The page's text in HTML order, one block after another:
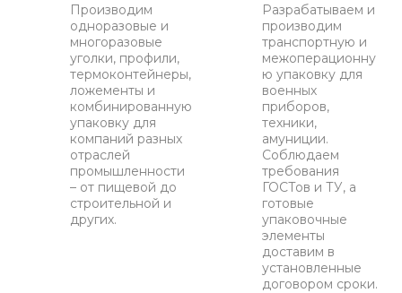
Производим
одноразовые и
многоразовые
уголки, профили,
термоконтейнеры,
ложементы и
комбинированную
упаковку для
компаний разных
отраслей
промышленности
– от пищевой до
строительной и
других.
Разрабатываем и
производим
транспортную и
межоперационну
ю упаковку для
военных
приборов,
техники,
амуниции.
Соблюдаем
требования
ГОСТов и ТУ, а
готовые
упаковочные
элементы
доставим в
установленные
договором сроки.